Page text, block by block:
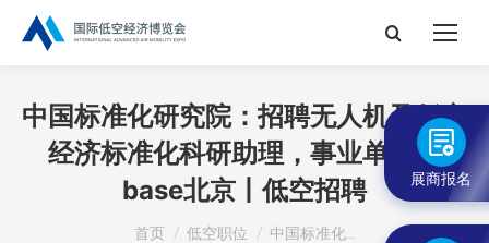
搜
中国标准化研究院：招聘无人机及低空
经济标准化科研助理，事业单位，
base北京丨低空招聘
您在这里：
首页 低空职位 中国标准化…
展商报名